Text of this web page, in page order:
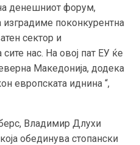
денешниот форум,
поконкурентна
сектор и
нас. На овој пат ЕУ ќе
Македонија, додека
европската иднина “,
Владимир Длухи
обединува стопански